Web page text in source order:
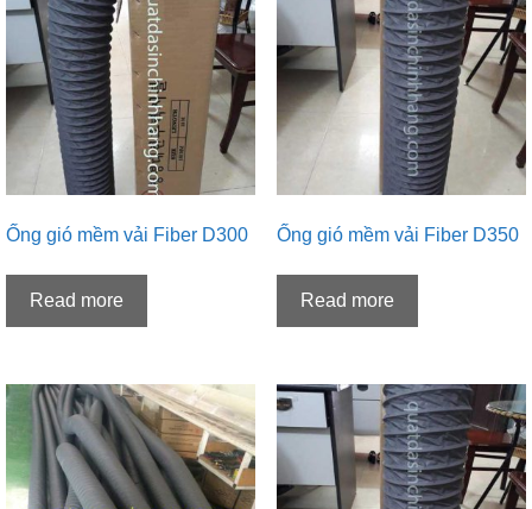
Ống gió mềm vải Fiber D300
Read more
Ống gió mềm vải Fiber D350
Read more